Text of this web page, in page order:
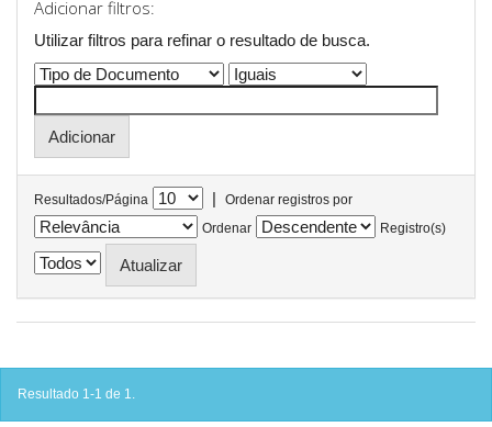
Adicionar filtros:
Utilizar filtros para refinar o resultado de busca.
Resultados/Página |
Ordenar registros por
Ordenar
Registro(s)
Resultado 1-1 de 1.